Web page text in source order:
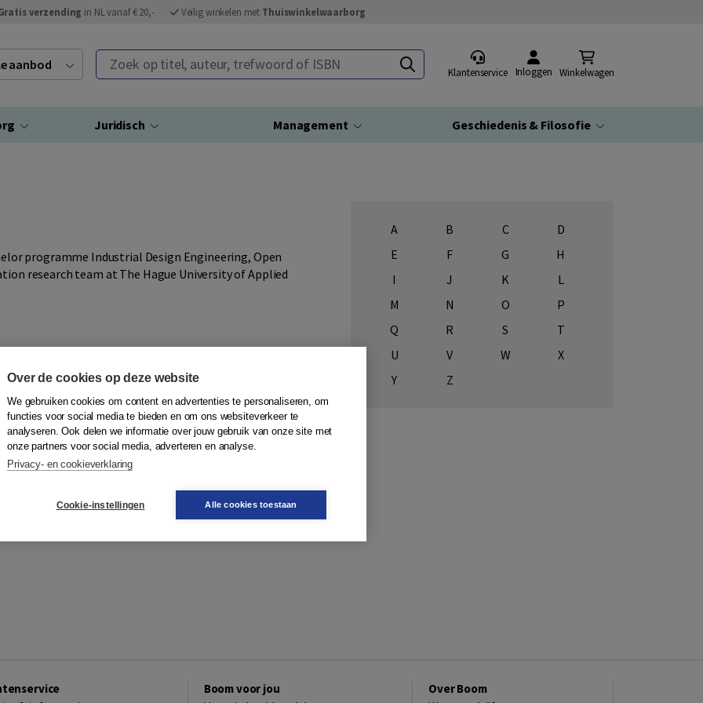
verzending in NL vanaf € 20,- Veilig winkelen met Thuiswinkelwaarborg
aanbod Zoek op titel, auteur, trefwoord of ISBN
Klantenservice Inloggen Winkelwagen
Juridisch Management Geschiedenis & Filosofie
programme Industrial Design Engineering, Open
research team at The Hague University of Applied
A B C
D
E
F G
H
I
J K
L
M
N O
P
Q
R S
T
U
V W
X
Y
Z
Boom voor jou Over Boom
Over de cookies op deze website
We gebruiken cookies om content en advertenties te personaliseren, om
functies voor social media te bieden en om ons websiteverkeer te
analyseren. Ook delen we informatie over jouw gebruik van onze site met
onze partners voor social media, adverteren en analyse.
Privacy- en cookieverklaring
Cookie-instellingen Alle cookies toestaan